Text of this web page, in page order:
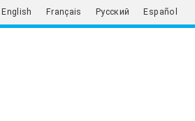
English Français Русский Español